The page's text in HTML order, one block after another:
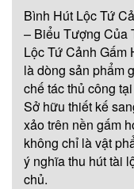
Bình Hút Lộc Tứ
– Biểu Tượng Của
Lộc Tứ Cảnh Gấm
là dòng sản phẩm
chế tác thủ công
Sở hữu thiết kế
xảo trên nền gấm
không chỉ là vật
ý nghĩa thu hút tài
chủ.